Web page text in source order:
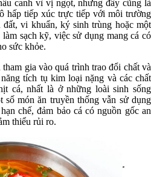
canh vì vị ngọt, nhưng đây cũng là
hấp tiếp xúc trực tiếp với môi trường
vi khuẩn, ký sinh trùng hoặc một
sạch kỹ, việc sử dụng mang cá có
sức khỏe.
gia vào quá trình trao đổi chất và
tích tụ kim loại nặng và các chất
cá, nhất là ở những loài sinh sống
món ăn truyền thống vẫn sử dụng
chế, đảm bảo cá có nguồn gốc an
thiểu rủi ro.